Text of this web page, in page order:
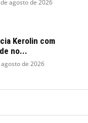
agosto de 2026
Kerolin com
no...
agosto de 2026